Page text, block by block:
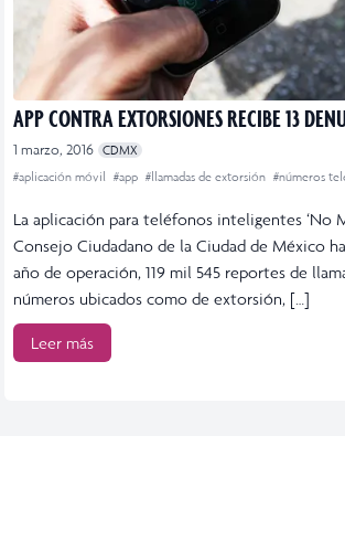
APP CONTRA EXTORSIONES RECIBE 13
1 marzo, 2016 CDMX
#aplicación móvil #app #llamadas de extorsión #números
La aplicación para teléfonos inteligentes ‘No
Consejo Ciudadano de la Ciudad de México
año de operación, 119 mil 545 reportes de
números ubicados como de extorsión, […]
Leer más